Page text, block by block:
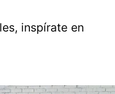
inspírate en